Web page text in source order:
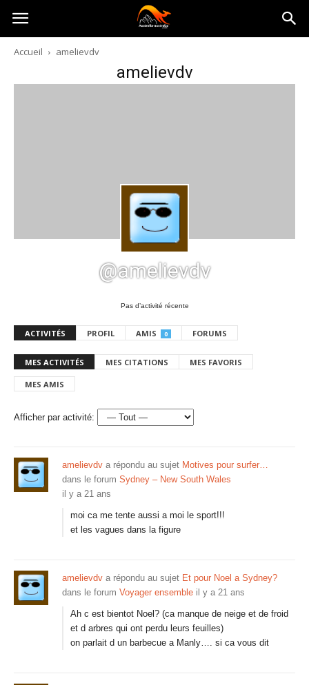
Australia-
australie.com
Accueil amelievdv
amelievdv
@amelievdv
Pas d’activité récente
ACTIVITÉS PROFIL AMIS 0 FORUMS
MES ACTIVITÉS MES CITATIONS MES FAVORIS
MES AMIS
Afficher par activité:
amelievdv a répondu au sujet Motives pour surfer…
dans le forum Sydney – New South Wales
il y a 21 ans
moi ca me tente aussi a moi le sport!!!
et les vagues dans la figure
amelievdv a répondu au sujet Et pour Noel a Sydney?
dans le forum Voyager ensemble il y a 21 ans
Ah c est bientot Noel? (ca manque de neige et de froid
et d arbres qui ont perdu leurs feuilles)
on parlait d un barbecue a Manly…. si ca vous dit